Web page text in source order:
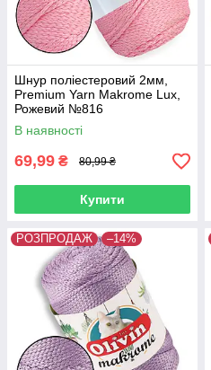
Шнур поліестеровий 2мм,
Premium Yarn Makrome Lux,
Рожевий №816
В наявності
69,99 ₴ 80,99 ₴
Купити
РОЗПРОДАЖ –14%